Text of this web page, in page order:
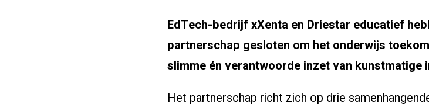
EdTech-bedrijf xXenta en Driestar educatief
partnerschap gesloten om het onderwijs
slimme én verantwoorde inzet van kunstmatige
Het partnerschap richt zich op drie